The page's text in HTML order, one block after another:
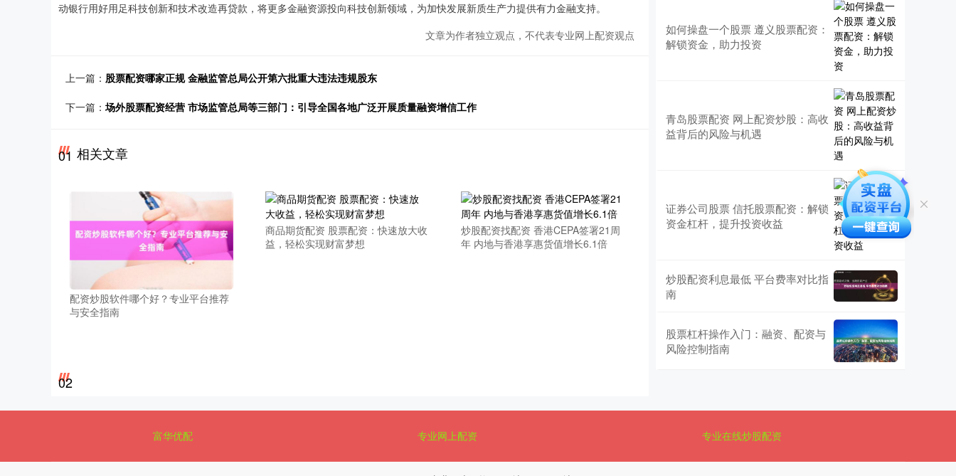
动银行用好用足科技创新和技术改造再贷款，将更多金融资源投向科技创新领域，为加快发展新质生产力提供有力金融支持。
文章为作者独立观点，不代表专业网上配资观点
上一篇： 股票配资哪家正规 金融监管总局公开第六批重大违法违规股东
下一篇：场外股票配资经营 市场监管总局等三部门：引导全国各地广泛开展质量融资增信工作
01 相关文章
配资炒股软件哪个好？专业平台推荐
与安全指南
商品期货配资 股票配资：快速放大收
益，轻松实现财富梦想
炒股配资找配资 香港CEPA签署21周
年 内地与香港享惠货值增长6.1倍
02
如何操盘一个股票 遵义股票配资：
解锁资金，助力投资
青岛股票配资 网上配资炒股：高收
益背后的风险与机遇
证券公司股票 信托股票配资：解锁
资金杠杆，提升投资收益
炒股配资利息最低 平台费率对比指
南
股票杠杆操作入门：融资、配资与
风险控制指南
富华优配 专业网上配资 专业在线炒股配资